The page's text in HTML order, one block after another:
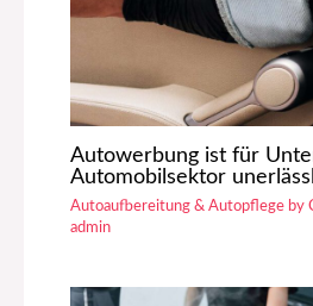
Autowerbung ist für
Automobilsektor
Autoaufbereitung & Autopflege by
admin